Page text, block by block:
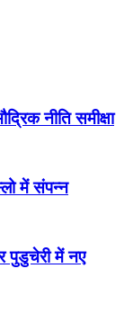
नीति समीक्षा
में संपन्न
पुडुचेरी में नए